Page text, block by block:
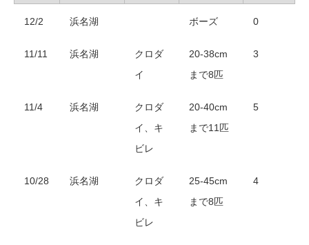
12/2 浜名湖 ボーズ 0
11/11 浜名湖
クロダ
イ
20-38cm
まで8匹
3
11/4 浜名湖
クロダ
イ、キ
ビレ
20-40cm
まで11匹
5
10/28 浜名湖
クロダ
イ、キ
ビレ
25-45cm
まで8匹
4